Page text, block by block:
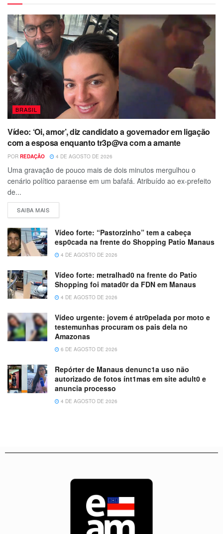
BRASIL
Vídeo: ‘Oi, amor’, diz candidato a governador em ligação
com a esposa enquanto tr3p@va com a amante
POR REDAÇÃO 4 DE AGOSTO DE 2026
Uma gravação de pouco mais de dois minutos mergulhou o
cenário político paraense em um bafafá. Atribuído ao ex-prefeito
de...
SAIBA MAIS
Vídeo forte: “Pastorzinho” tem a cabeça
esp0cada na frente do Shopping Patio Manaus
4 DE AGOSTO DE 2026
Vídeo forte: metralhad0 na frente do Patio
Shopping foi matad0r da FDN em Manaus
4 DE AGOSTO DE 2026
Vídeo urgente: jovem é atr0pelada por moto e
testemunhas procuram os pais dela no
Amazonas
6 DE AGOSTO DE 2026
Repórter de Manaus denunc1a uso não
autorizado de fotos ínt1mas em site adult0 e
anuncia processo
4 DE AGOSTO DE 2026